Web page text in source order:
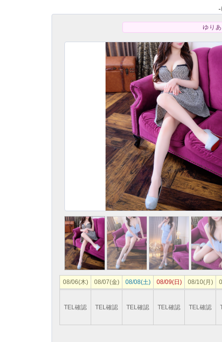
-
ゆり
08/06(木) 08/07(金) 08/08(土) 08/09(日) 08/10(月)
TEL確認 TEL確認 TEL確認 TEL確認 TEL確認
破壊力抜群の